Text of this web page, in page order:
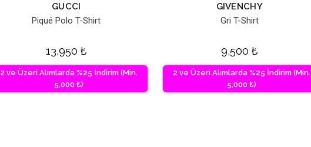
GUCCI
Piqué Polo T-Shirt
13,950 ₺
2 ve Üzeri Alımlarda %25 İndirim (Min.
5,000 ₺)
GIVENCHY
Gri T-Shirt
9,500 ₺
2 ve Üzeri Alımlarda %25 İndirim (Min.
5,000 ₺)